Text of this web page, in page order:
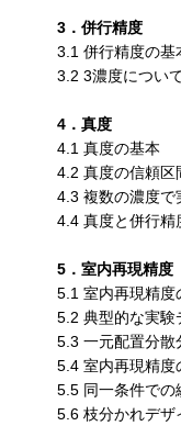
3．併行精度
3.1 併行精度の基
3.2 3濃度につい
4．真度
4.1 真度の基本
4.2 真度の信頼区
4.3 複数の濃度で
4.4 真度と併行精
5．室内再現精度
5.1 室内再現精度
5.2 典型的な実験
5.3 一元配置分散
5.4 室内再現精度
5.5 同一条件での
5.6 枝分かれデザ